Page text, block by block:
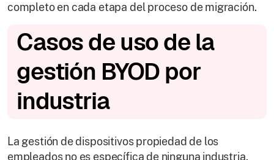
completo en cada etapa del proceso de migración.
Casos de uso de la
gestión BYOD por
industria
La gestión de dispositivos propiedad de los
empleados no es específica de ninguna industria.